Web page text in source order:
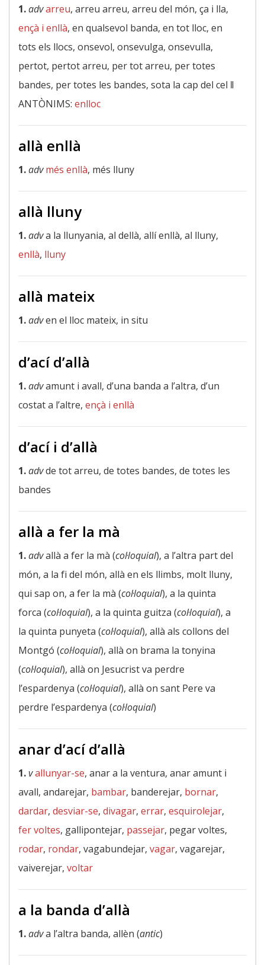
1.advarreu, arreu arreu, arreu del món, ça i lla,
ençà i enllà, en qualsevol banda, en tot lloc, en
tots els llocs, onsevol, onsevulga, onsevulla,
pertot, pertot arreu, per tot arreu, per totes
bandes, per totes les bandes, sota la cap del cel ‖
ANTÒNIMS: enlloc
allà enllà
1.adv més enllà, més lluny
allà lluny
1.adva la llunyania, al dellà, allí enllà, al lluny,
enllà, lluny
allà mateix
1.adven el lloc mateix, in situ
d’ací d’allà
1.advamunt i avall, d’una banda a l’altra, d’un
costat a l’altre, ençà i enllà
d’ací i d’allà
1.advde tot arreu, de totes bandes, de totes les
bandes
allà a fer la mà
1.advallà a fer la mà (col·loquial), a l’altra part del
món, a la fi del món, allà en els llimbs, molt lluny,
qui sap on, a fer la mà (col·loquial), a la quinta
forca (col·loquial), a la quinta guitza (col·loquial), a
la quinta punyeta (col·loquial), allà als collons del
Montgó (col·loquial), allà on brama la tonyina
(col·loquial), allà on Jesucrist va perdre
l’espardenya (col·loquial), allà on sant Pere va
perdre l’espardenya (col·loquial)
anar d’ací d’allà
1.vallunyar-se, anar a la ventura, anar amunt i
avall, andarejar, bambar, banderejar, bornar,
dardar, desviar-se, divagar, errar, esquirolejar,
fer voltes, gallipontejar, passejar, pegar voltes,
rodar, rondar, vagabundejar, vagar, vagarejar,
vaiverejar, voltar
a la banda d’allà
1.adva l’altra banda, allèn (antic)